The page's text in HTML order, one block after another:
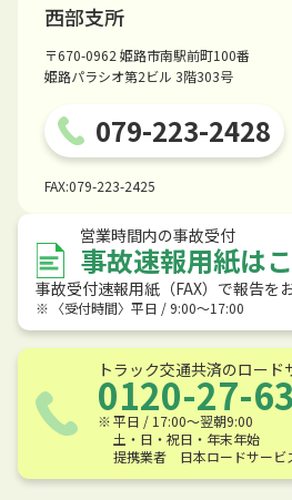
西部支所
〒670-0962 姫路市南駅前町100番
姫路パラシオ第2ビル 3階303号
079-223-2428
FAX:079-223-2425
営業時間内の事故受付
事故速報用紙は
事故受付速報用紙（FAX）で報告を
〈受付時間〉平日 / 9:00〜17:00
トラック交通共済のロード
0120-27-
平日 / 17:00〜翌朝9:00
土・日・祝日・年末年始
提携業者 日本ロードサービ